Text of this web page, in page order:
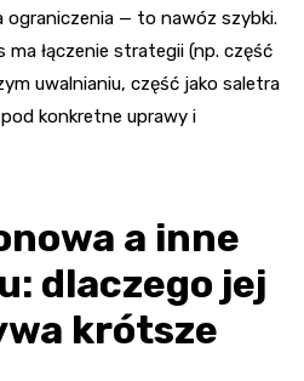
ograniczenia — to nawóz szybki.
ma łączenie strategii (np. część
uwalnianiu, część jako saletra
konkretne uprawy i
a inne
dlaczego jej
krótsze